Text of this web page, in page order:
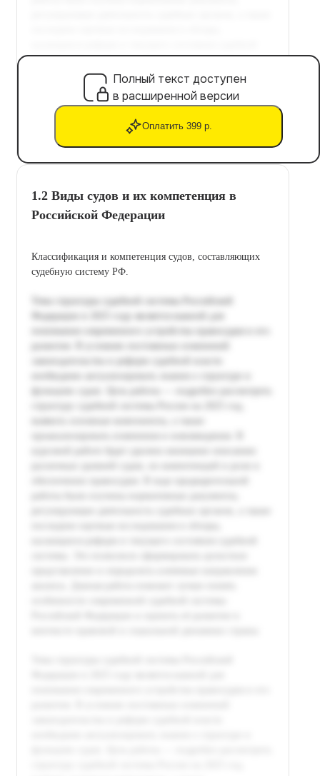
Полный текст доступен
в расширенной версии
Оплатить 399 р.
1.2 Виды судов и их компетенция в
Российской Федерации
Классификация и компетенция судов, составляющих
судебную систему РФ.